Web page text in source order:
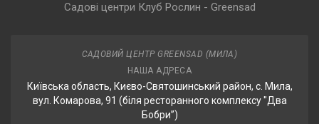
Садові центри Клуб Рослин - Greensad
САДОВИЙ ЦЕНТР GREENSAD (МИЛА)
НАША АДРЕСА
Київська область, Києво-Святошинський район, с. Мила,
вул. Комарова, 91 (біля ресторанного комплексу "Два
Бобри”)